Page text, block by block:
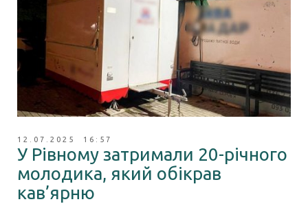
12.07.2025 16:57
У Рівному затримали 20-річного
молодика, який обікрав
кав’ярню